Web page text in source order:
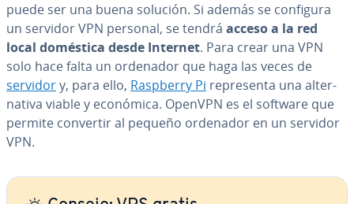
puede ser una buena solución. Si además se configura
un servidor VPN personal, se tendrá acceso a la red
local doméstica desde Internet. Para crear una VPN
solo hace falta un ordenador que haga las veces de
servidory, para ello, Raspberry Pi re­pre­se­n­ta una al­te­r­
na­ti­va viable y económica. OpenVPN es el software que
permite convertir al pequeño ordenador en un servidor
VPN.